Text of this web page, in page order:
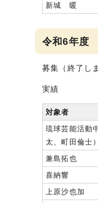
新城 暖
令和6年度
募集（終了し
実績
対象者
琉球芸能活動
太、町田倫士）
兼島拓也
喜納響
上原沙也加